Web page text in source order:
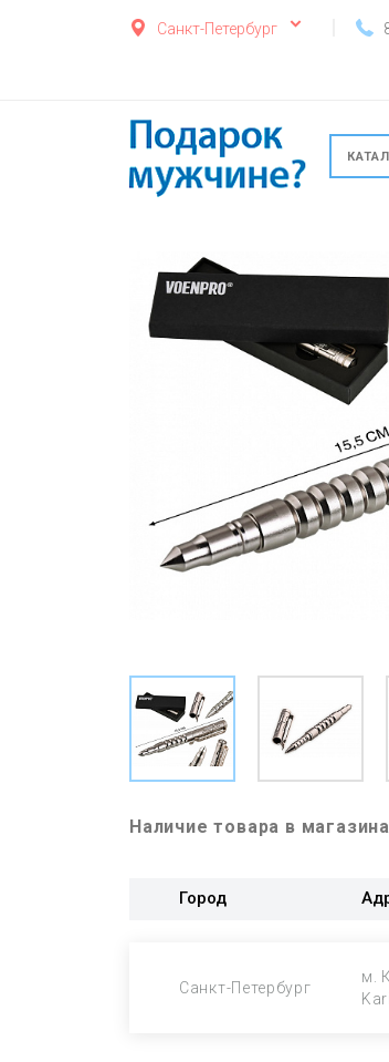
Санкт-Петербург
Наличие товара в
Город
Санкт-Петербург
м.